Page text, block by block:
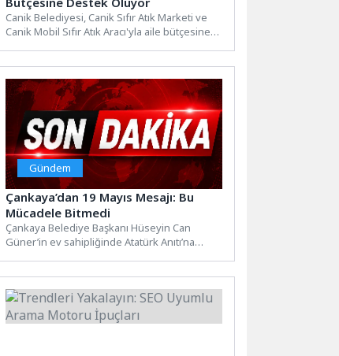
Canik Belediyesi, Canik Sıfır Atık Marketi ve
Canik Mobil Sıfır Atık Aracı'yla aile bütçesine
Gündem
Çankaya’dan 19 Mayıs Mesajı: Bu
Mücadele Bitmedi
Çankaya Belediye Başkanı Hüseyin Can
Güner’in ev sahipliğinde Atatürk Anıtı’na